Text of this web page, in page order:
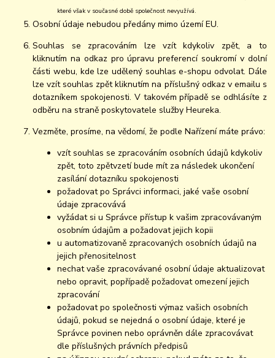
které však v současné době společnost nevyužívá.
Osobní údaje nebudou předány mimo území EU.
Souhlas se zpracováním lze vzít kdykoliv zpět, a to
kliknutím na odkaz pro úpravu preferencí soukromí v dolní
části webu, kde lze udělený souhlas e-shopu odvolat. Dále
lze vzít souhlas zpět kliknutím na příslušný odkaz v emailu s
dotazníkem spokojenosti. V takovém případě se odhlásíte z
odběru na straně poskytovatele služby Heureka.
Vezměte, prosíme, na vědomí, že podle Nařízení máte právo:
vzít souhlas se zpracováním osobních údajů kdykoliv
zpět, toto zpětvzetí bude mít za následek ukončení
zasílání dotazníku spokojenosti
požadovat po Správci informaci, jaké vaše osobní
údaje zpracovává
vyžádat si u Správce přístup k vašim zpracovávaným
osobním údajům a požadovat jejich kopii
u automatizovaně zpracovaných osobních údajů na
jejich přenositelnost
nechat vaše zpracovávané osobní údaje aktualizovat
nebo opravit, popřípadě požadovat omezení jejich
zpracování
požadovat po společnosti výmaz vašich osobních
údajů, pokud se nejedná o osobní údaje, které je
Správce povinen nebo oprávněn dále zpracovávat
dle příslušných právních předpisů